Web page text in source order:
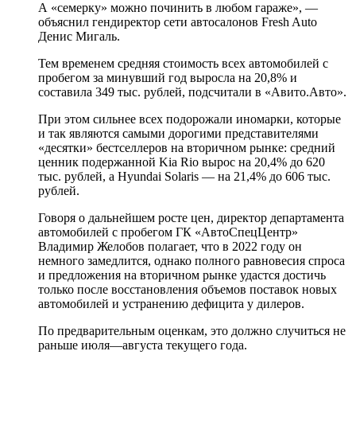
А «семерку» можно починить в любом гараже», —
объяснил гендиректор сети автосалонов Fresh Auto
Денис Мигаль.
Тем временем средняя стоимость всех автомобилей с
пробегом за минувший год выросла на 20,8% и
составила 349 тыс. рублей, подсчитали в «Авито.Авто».
При этом сильнее всех подорожали иномарки, которые
и так являются самыми дорогими представителями
«десятки» бестселлеров на вторичном рынке: средний
ценник подержанной Kia Rio вырос на 20,4% до 620
тыс. рублей, а Hyundai Solaris — на 21,4% до 606 тыс.
рублей.
Говоря о дальнейшем росте цен, директор департамента
автомобилей с пробегом ГК «АвтоСпецЦентр»
Владимир Желобов полагает, что в 2022 году он
немного замедлится, однако полного равновесия спроса
и предложения на вторичном рынке удастся достичь
только после восстановления объемов поставок новых
автомобилей и устранению дефицита у дилеров.
По предварительным оценкам, это должно случиться не
раньше июля—августа текущего года.